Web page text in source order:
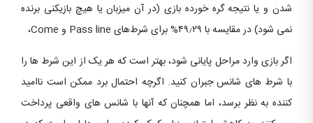
شدن و یا نتیجه گره خورده بازی (در آن میزبان یا هیچ بازیکنی برنده
نمی شود) در مقایسه با ۴۹٫۲۹% برای شرط‌های Pass line و Come،
اگر بازی وارد مراحل پایانی شود، بهتر است که هر یک از این شرط ها را
با شرط های شانس جبران کنید. اگرچه احتمال برد ممکن است ناامید
کننده به نظر برسد، اما همچنان که آنها با شانس های واقعی پرداخت